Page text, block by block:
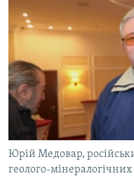
Юрій Медовар,
геолого-